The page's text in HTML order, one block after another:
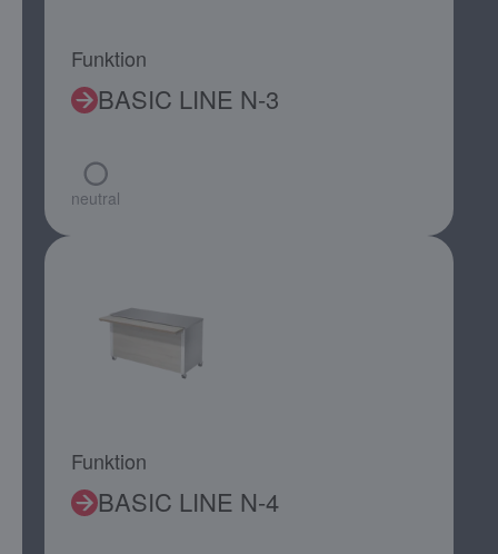
Funktion
BASIC LINE N-3
neutral
Funktion
BASIC LINE N-4